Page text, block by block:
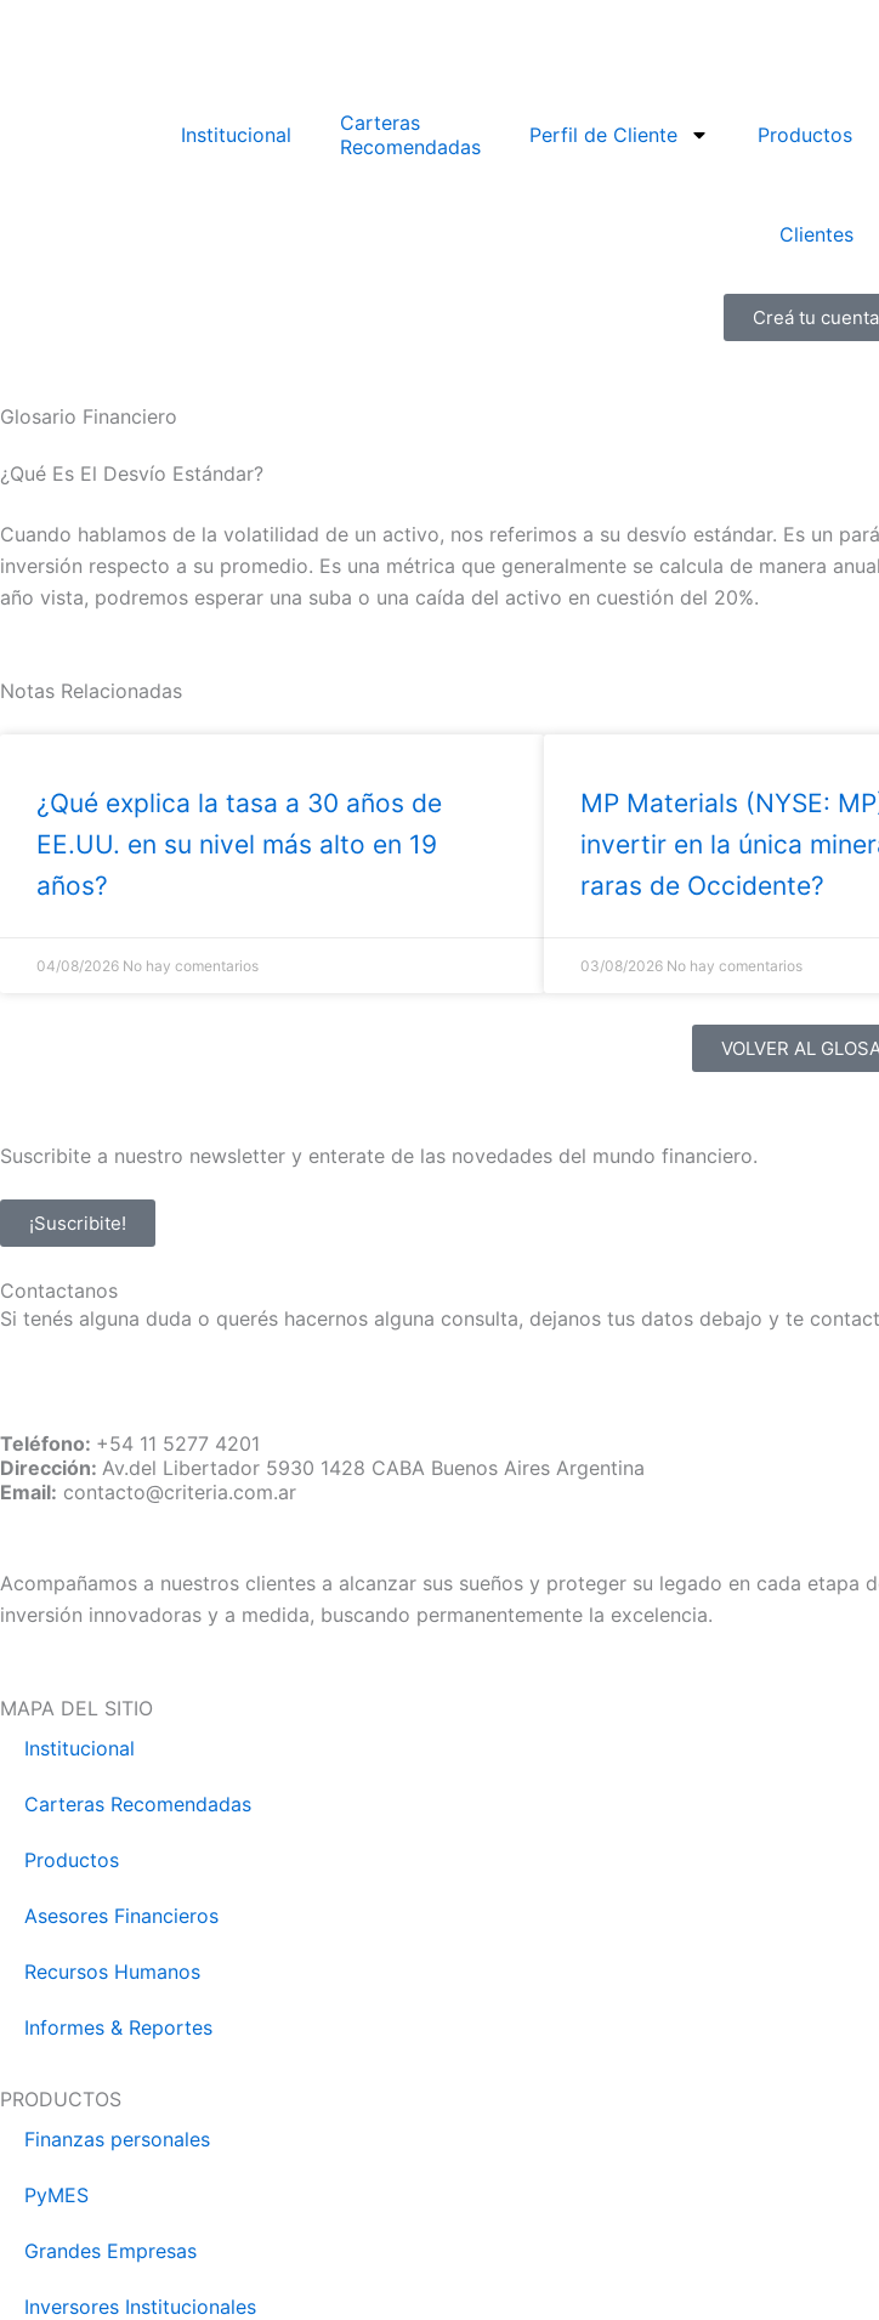
Institucional
Carteras
Recomendadas
Perfil de Cliente Productos
Clientes
Creá tu cuenta
Glosario Financiero
¿Qué Es El Desvío Estándar?
Cuando hablamos de la volatilidad de un activo, nos referimos a su desvío estándar. Es un
inversión respecto a su promedio. Es una métrica que generalmente se calcula de manera
año vista, podremos esperar una suba o una caída del activo en cuestión del 20%.
Notas Relacionadas
¿Qué explica la tasa a 30 años de
EE.UU. en su nivel más alto en 19
años?
04/08/2026 No hay comentarios
MP Materials (NYSE:
invertir en la única
raras de Occidente?
03/08/2026 No hay comentarios
VOLVER AL
Suscribite a nuestro newsletter y enterate de las novedades del mundo financiero.
¡Suscribite!
Contactanos
Si tenés alguna duda o querés hacernos alguna consulta, dejanos tus datos debajo y te
Teléfono: +54 11 5277 4201
Dirección: Av.del Libertador 5930 1428 CABA Buenos Aires Argentina
Email: contacto@criteria.com.ar
Acompañamos a nuestros clientes a alcanzar sus sueños y proteger su legado en cada
inversión innovadoras y a medida, buscando permanentemente la excelencia.
MAPA DEL SITIO
Institucional
Carteras Recomendadas
Productos
Asesores Financieros
Recursos Humanos
Informes & Reportes
PRODUCTOS
Finanzas personales
PyMES
Grandes Empresas
Inversores Institucionales